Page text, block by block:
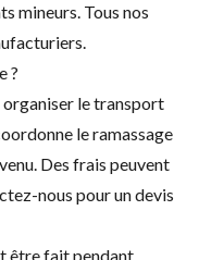
mineurs. Tous nos
?
organiser le transport
le ramassage
Des frais peuvent
nous pour un devis
être fait pendant